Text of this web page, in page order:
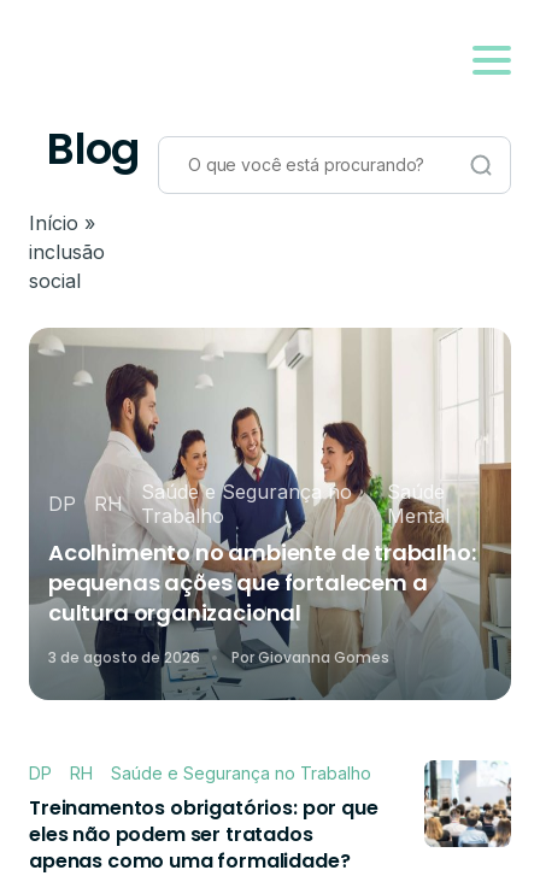
Blog
Início »
inclusão
social
DP RH
Saúde e Segurança no
Trabalho
Saúde
Mental
Acolhimento no ambiente de trabalho:
pequenas ações que fortalecem a
cultura organizacional
3 de agosto de 2026 PorGiovanna Gomes
DP RH Saúde e Segurança no Trabalho
Treinamentos obrigatórios: por que
eles não podem ser tratados
apenas como uma formalidade?